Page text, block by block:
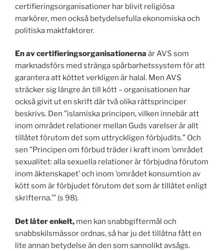
certifieringsorganisationer har blivit religiösa
markörer, men också betydelsefulla ekonomiska och
politiska maktfaktorer.
En av certifieringsorganisationerna är AVS som
marknadsförs med stränga spårbarhetssystem för att
garantera att köttet verkligen är halal. Men AVS
sträcker sig längre än till kött – organisationen har
också givit ut en skrift där två olika rättsprinciper
beskrivs. Den ”islamiska principen, vilken innebär att
inom området relationer mellan Guds varelser är allt
tillåtet förutom det som uttryckligen förbjudits.” Och
sen ”Principen om förbud träder i kraft inom ’området
sexualitet: alla sexuella relationer är förbjudna förutom
inom äktenskapet’ och inom ’området konsumtion av
kött som är förbjudet förutom det som är tillåtet enligt
skrifterna.’” (s 98).
Det låter enkelt, men kan snabbgiftermål och
snabbskilsmässor ordnas, så har ju det tillåtna fått en
lite annan betydelse än den som sannolikt avsågs.